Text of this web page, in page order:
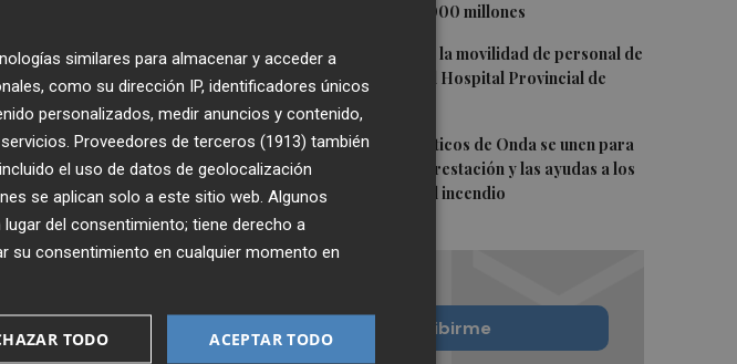
superar los 78.000 millones
4CCOO denuncia la movilidad de personal de
enfermería en el Hospital Provincial de
Castellón
5Los grupos políticos de Onda se unen para
impulsar la reforestación y las ayudas a los
afectados por el incendio
de
tu correo
Quiero suscribirme
similares para almacenar y acceder a
como su dirección IP, identificadores únicos
personalizados, medir anuncios y contenido,
Proveedores de terceros (1913) también
el uso de datos de geolocalización
se aplican solo a este sitio web. Algunos
del consentimiento; tiene derecho a
su consentimiento en cualquier momento en
ACEPTAR TODO
TODO